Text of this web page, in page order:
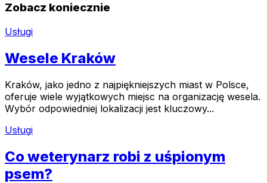
Zobacz koniecznie
Usługi
Wesele Kraków
Kraków, jako jedno z najpiękniejszych miast w Polsce,
oferuje wiele wyjątkowych miejsc na organizację wesela.
Wybór odpowiedniej lokalizacji jest kluczowy...
Usługi
Co weterynarz robi z uśpionym
psem?